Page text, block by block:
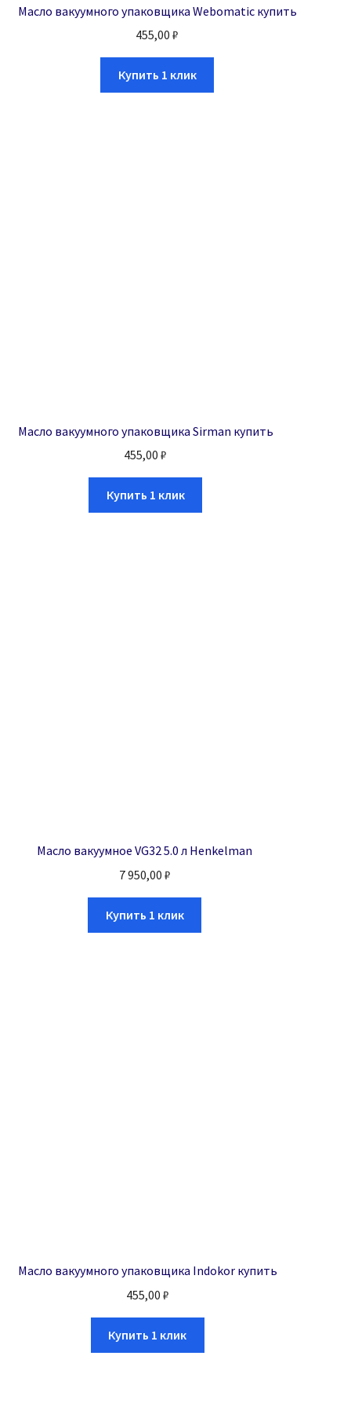
Масло вакуумного упаковщика Webomatic купить
455,00₽
Купить 1 клик
Масло вакуумного упаковщика Sirman купить
455,00₽
Купить 1 клик
Масло вакуумное VG32 5.0 л Henkelman
7 950,00 ₽
Купить 1 клик
Масло вакуумного упаковщика Indokor купить
455,00 ₽
Купить 1 клик